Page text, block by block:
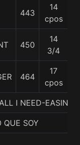
443
14
cpos
450
14
3/4
464
17
cpos
I NEED-EASING
QUE SOY